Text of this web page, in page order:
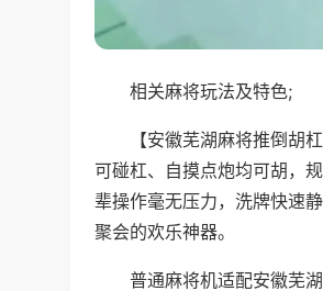
相关麻将玩法及特色;
【安徽芜湖麻将推倒胡
可碰杠、自摸点炮均可胡，
辈操作毫无压力，洗牌快速
聚会的欢乐神器。
普通麻将机适配安徽芜